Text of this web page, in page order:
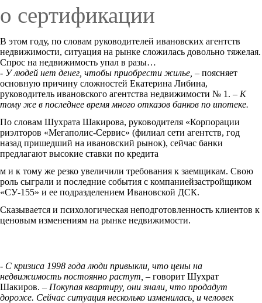
о сертификации
В этом году, по словам руководителей ивановских агентств
недвижимости, ситуация на рынке сложилась довольно тяжелая.
Спрос на недвижимость упал в разы…
- У людей нет денег, чтобы приобрести жилье, – поясняет
основную причину сложностей Екатерина Либина,
руководитель ивановского агентства недвижимости № 1. – К
тому же в последнее время много отказов банков по ипотеке.
По словам Шухрата Шакирова, руководителя «Корпорации
риэлторов «Мегаполис-Сервис» (филиал сети агентств, год
назад пришедший на ивановский рынок), сейчас банки
предлагают высокие ставки по кредита
м и к тому же резко увеличили требования к заемщикам. Свою
роль сыграли и последние события с компаниейзастройщиком
«СУ-155» и ее подразделением Ивановской ДСК.
Сказывается и психологическая неподготовленность клиентов к
ценовым изменениям на рынке недвижимости.
- С кризиса 1998 года люди привыкли, что цены на
недвижимость постоянно растут, – говорит Шухрат
Шакиров. – Покупая квартиру, они знали, что продадут
дороже. Сейчас ситуация несколько изменилась, и человек